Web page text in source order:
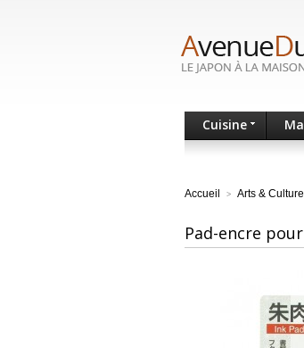
Cuisine
Accueil > Arts & Culture
Pad-encre